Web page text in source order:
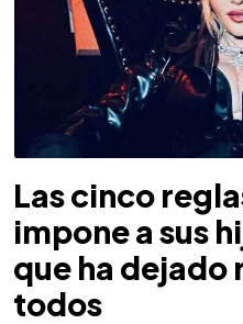
Las cinco
impone a sus
que ha dejado
todos